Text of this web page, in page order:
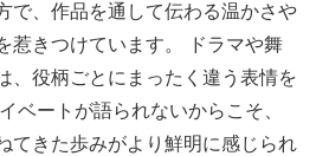
で、作品を通して伝わる温かさや
惹きつけています。 ドラマや舞
、役柄ごとにまったく違う表情を
ベートが語られないからこそ、
てきた歩みがより鮮明に感じられ